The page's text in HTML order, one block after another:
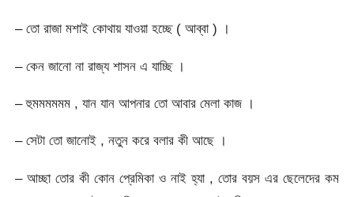
– তো রাজা মশাই কোথায় যাওয়া হচ্ছে ( আব্বা ) ।
– কেন জানো না রাজ্য শাসন এ যাচ্ছি ।
– হুমমমমমম , যান যান আপনার তো আবার মেলা কাজ ।
– সেটা তো জানোই , নতুন করে বলার কী আছে ।
– আচ্ছা তোর কী কোন প্রেমিকা ও নাই হ্যা , তোর বয়স এর ছেলেদের কম